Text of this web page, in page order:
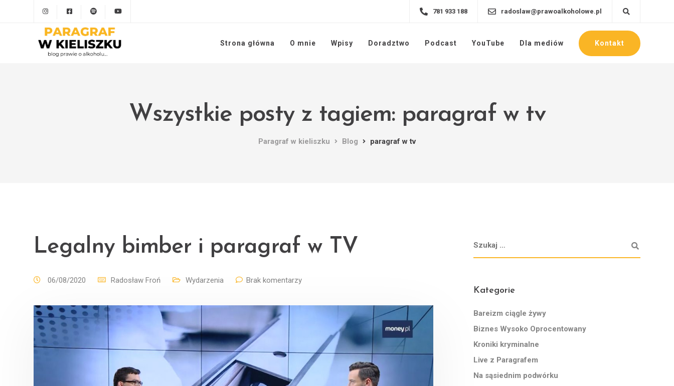
781 933 188 radoslaw@prawoalkoholowe.pl
Strona główna O mnie Wpisy Doradztwo Podcast YouTube Dla mediów Kontakt
Wszystkie posty z tagiem: paragraf w tv
Paragraf w kieliszku Blog paragraf w tv
Legalny bimber i paragraf w TV
06/08/2020 Radosław Froń Wydarzenia Brak komentarzy
Kategorie
Bareizm ciągle żywy
Biznes Wysoko Oprocentowany
Kroniki kryminalne
Live z Paragrafem
Na sąsiednim podwórku